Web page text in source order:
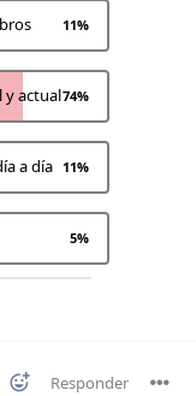
11%
y actual74%
a día 11%
5%
Responder